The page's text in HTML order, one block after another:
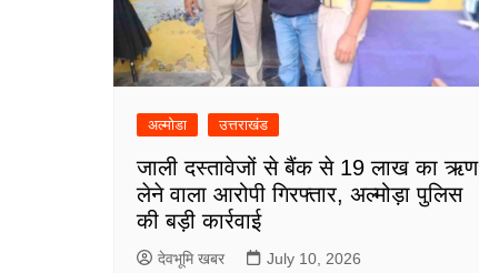
अल्मोडा उत्तराखंड
जाली दस्तावेजों से बैंक से 19 लाख का ऋण
लेने वाला आरोपी गिरफ्तार, अल्मोड़ा पुलिस
की बड़ी कार्रवाई
देवभूमि खबर July 10, 2026